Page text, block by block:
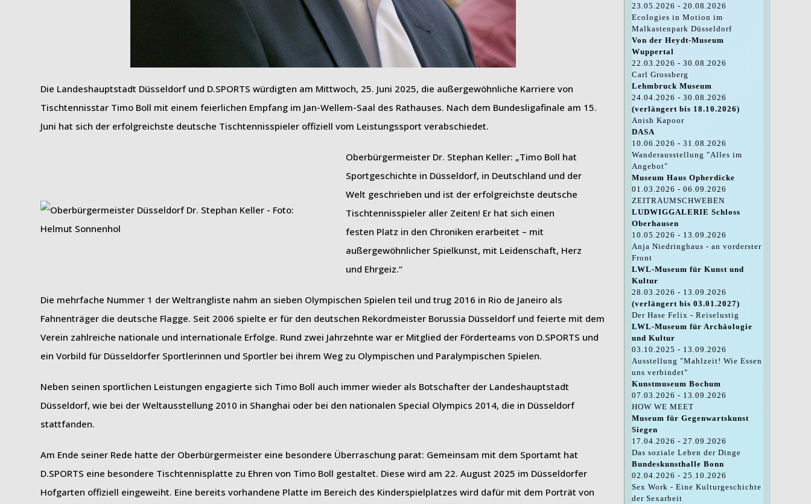
Die Landeshauptstadt Düsseldorf und D.SPORTS würdigten am Mittwoch, 25. Juni 2025, die außergewöhnliche Karriere von
Tischtennisstar Timo Boll mit einem feierlichen Empfang im Jan-Wellem-Saal des Rathauses. Nach dem Bundesligafinale am 15.
Juni hat sich der erfolgreichste deutsche Tischtennisspieler offiziell vom Leistungssport verabschiedet.
Oberbürgermeister Dr. Stephan Keller: „Timo Boll hat
Sportgeschichte in Düsseldorf, in Deutschland und der
Welt geschrieben und ist der erfolgreichste deutsche
Tischtennisspieler aller Zeiten! Er hat sich einen
festen Platz in den Chroniken erarbeitet – mit
außergewöhnlicher Spielkunst, mit Leidenschaft, Herz
und Ehrgeiz.“
Die mehrfache Nummer 1 der Weltrangliste nahm an sieben Olympischen Spielen teil und trug 2016 in Rio de Janeiro als
Fahnenträger die deutsche Flagge. Seit 2006 spielte er für den deutschen Rekordmeister Borussia Düsseldorf und feierte mit dem
Verein zahlreiche nationale und internationale Erfolge. Rund zwei Jahrzehnte war er Mitglied der Förderteams von D.SPORTS und
ein Vorbild für Düsseldorfer Sportlerinnen und Sportler bei ihrem Weg zu Olympischen und Paralympischen Spielen.
Neben seinen sportlichen Leistungen engagierte sich Timo Boll auch immer wieder als Botschafter der Landeshauptstadt
Düsseldorf, wie bei der Weltausstellung 2010 in Shanghai oder bei den nationalen Special Olympics 2014, die in Düsseldorf
stattfanden.
Am Ende seiner Rede hatte der Oberbürgermeister eine besondere Überraschung parat: Gemeinsam mit dem Sportamt hat
D.SPORTS eine besondere Tischtennisplatte zu Ehren von Timo Boll gestaltet. Diese wird am 22. August 2025 im Düsseldorfer
Hofgarten offiziell eingeweiht. Eine bereits vorhandene Platte im Bereich des Kinderspielplatzes wird dafür mit dem Porträt von
23.05.2026 - 20.08.2026
Ecologies in Motion im
Malkastenpark Düsseldorf
Von der Heydt-Museum
Wuppertal
22.03.2026 - 30.08.2026
Carl Grossberg
Lehmbruck Museum
24.04.2026 - 30.08.2026
(verlängert bis 18.10.2026)
Anish Kapoor
DASA
10.06.2026 - 31.08.2026
Wanderausstellung "Alles im
Angebot"
Museum Haus Opherdicke
01.03.2026 - 06.09.2026
ZEITRAUMSCHWEBEN
LUDWIGGALERIE Schloss
Oberhausen
10.05.2026 - 13.09.2026
Anja Niedringhaus - an vorderster
Front
LWL-Museum für Kunst und
Kultur
28.03.2026 - 13.09.2026
(verlängert bis 03.01.2027)
Der Hase Felix - Reiselustig
LWL-Museum für Archäologie
und Kultur
03.10.2025 - 13.09.2026
Ausstellung "Mahlzeit! Wie Essen
uns verbindet"
Kunstmuseum Bochum
07.03.2026 - 13.09.2026
HOW WE MEET
Museum für Gegenwartskunst
Siegen
17.04.2026 - 27.09.2026
Das soziale Leben der Dinge
Bundeskunsthalle Bonn
02.04.2026 - 25.10.2026
Sex Work - Eine Kulturgeschichte
der Sexarbeit